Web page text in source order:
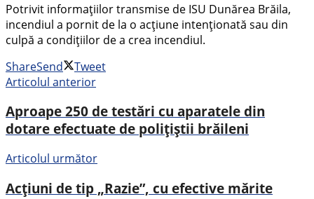
Potrivit informațiilor transmise de ISU Dunărea Brăila,
incendiul a pornit de la o acțiune intenționată sau din
culpă a condițiilor de a crea incendiul.
ShareSend
Tweet
Articolul anterior
Aproape 250 de testări cu aparatele din
dotare efectuate de polițiștii brăileni
Articolul următor
Acțiuni de tip „Razie”, cu efective mărite